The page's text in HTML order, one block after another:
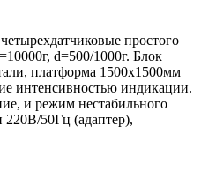
простого
d=500/1000г. Блок
платформа 1500х1500мм
интенсивностью индикации.
и режим нестабильного
220В/50Гц (адаптер),